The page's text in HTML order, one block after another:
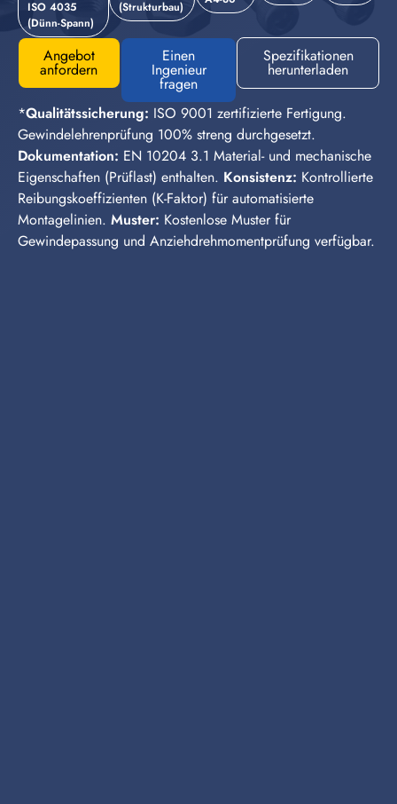
ISO 4035
(Dünn-Spann)
(Strukturbau)
Angebot
anfordern
Einen
Ingenieur
fragen
Spezifikationen
herunterladen
*Qualitätssicherung: ISO 9001 zertifizierte Fertigung.
Gewindelehrenprüfung 100% streng durchgesetzt.
Dokumentation: EN 10204 3.1 Material- und mechanische
Eigenschaften (Prüflast) enthalten. Konsistenz: Kontrollierte
Reibungskoeffizienten (K-Faktor) für automatisierte
Montagelinien. Muster: Kostenlose Muster für
Gewindepassung und Anziehdrehmomentprüfung verfügbar.